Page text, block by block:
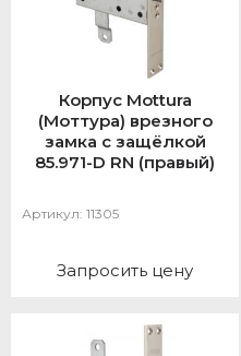
Корпус Mottura
(Моттура) врезного
замка с защёлкой
85.971-D RN (правый)
Артикул: 11305
Запросить цену